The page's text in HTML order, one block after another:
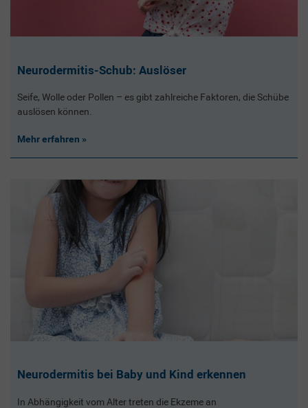
Neurodermitis-Schub: Auslöser
Seife, Wolle oder Pollen – es gibt zahlreiche Faktoren, die Schübe
auslösen können.
Mehr erfahren
Neurodermitis bei Baby und Kind erkennen
In Abhängigkeit vom Alter treten die Ekzeme an